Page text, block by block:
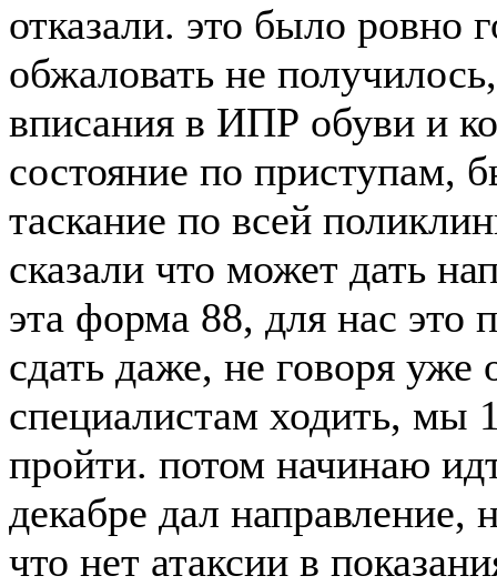
отказали. это было ровно
обжаловать не
вписания в ИПР обуви и
состояние по приступам,
таскание по всей
сказали что может дать
эта форма 88, для нас это
сдать даже, не говоря
специалистам ходить,
пройти. потом начинаю
декабре дал направление,
что нет атаксии в